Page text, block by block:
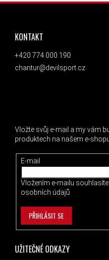
ZÁPATÍ
UŽITEČNÉ ODKAZY
KONTAKT
+420 774 000 190
chantur@devilsport.cz
Vložte svůj e-mail a my vám
produktech na našem e-
E-mail
Vložením e-mailu
osobních údajů
PŘIHLÁSIT SE